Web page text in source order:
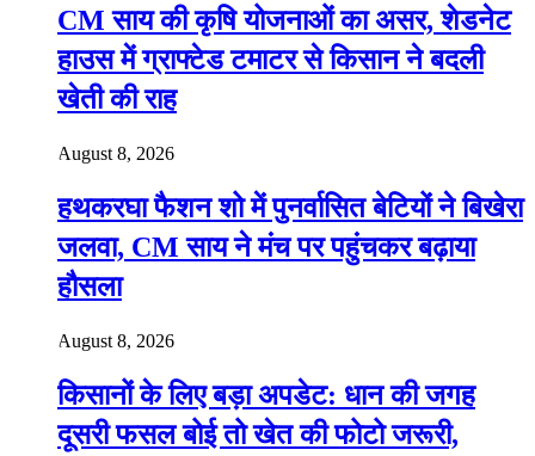
CM साय की कृषि योजनाओं का असर, शेडनेट
हाउस में ग्राफ्टेड टमाटर से किसान ने बदली
खेती की राह
August 8, 2026
हथकरघा फैशन शो में पुनर्वासित बेटियों ने बिखेरा
जलवा, CM साय ने मंच पर पहुंचकर बढ़ाया
हौसला
August 8, 2026
किसानों के लिए बड़ा अपडेट: धान की जगह
दूसरी फसल बोई तो खेत की फोटो जरूरी,